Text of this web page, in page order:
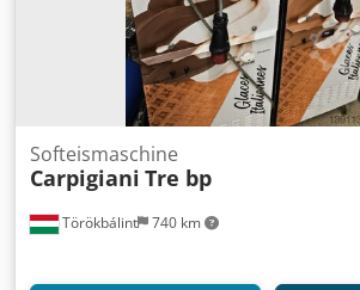
Auswahl an Bäckereimaschinen auf
Törökbálint 740 km
Softeismaschine
Carpigiani Tre bp